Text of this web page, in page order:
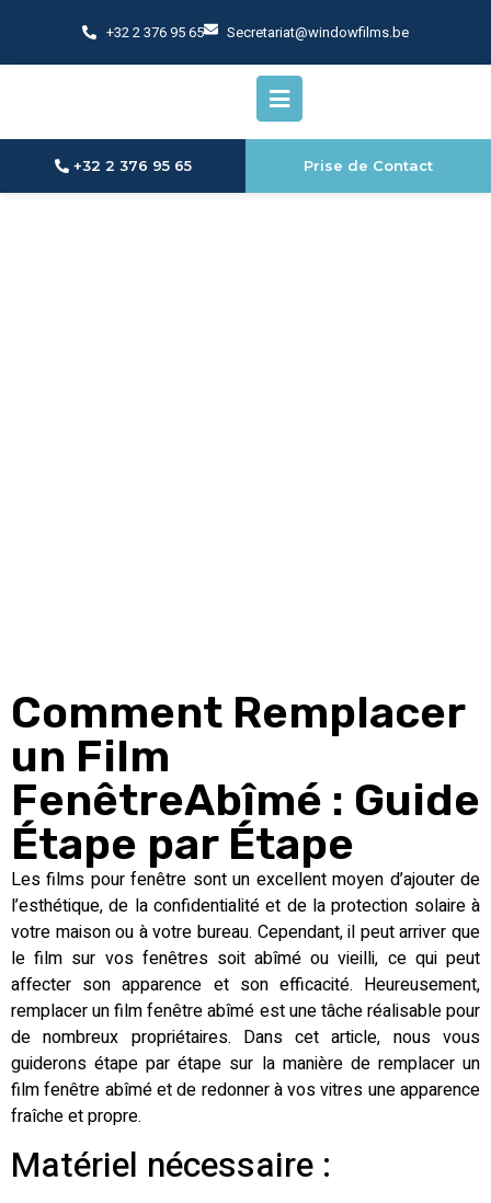
+32 2 376 95 65​ Secretariat@windowfilms.be
+32 2 376 95 65​ Prise de Contact
Comment Remplacer
un Film
FenêtreAbîmé : Guide
Étape par Étape
Les films pour fenêtre sont un excellent moyen d’ajouter de
l’esthétique, de la confidentialité et de la protection solaire à
votre maison ou à votre bureau. Cependant, il peut arriver que
le film sur vos fenêtres soit abîmé ou vieilli, ce qui peut
affecter son apparence et son efficacité. Heureusement,
remplacer un film fenêtre abîmé est une tâche réalisable pour
de nombreux propriétaires. Dans cet article, nous vous
guiderons étape par étape sur la manière de remplacer un
film fenêtre abîmé et de redonner à vos vitres une apparence
fraîche et propre.
Matériel nécessaire :